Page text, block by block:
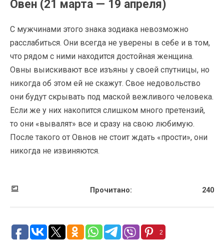
Овен (21 марта — 19 апреля)
С мужчинами этого знака зодиака невозможно
расслабиться. Они всегда не уверены в себе и в том,
что рядом с ними находится достойная женщина.
Овны выискивают все изъяны у своей спутницы, но
никогда об этом ей не скажут. Свое недовольство
они будут скрывать под маской вежливого человека.
Если же у них накопится слишком много претензий,
то они «вывалят» все и сразу на свою любимую.
После такого от Овнов не стоит ждать «прости», они
никогда не извиняются.
Прочитано: 240
2